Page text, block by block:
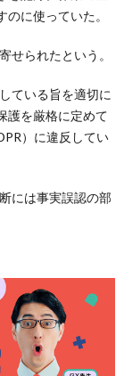
に使っていた。
せられたという。
ている旨を適切に
護を厳格に定めて
）に違反してい
には事実誤認の部